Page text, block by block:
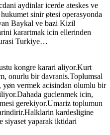
aydinlar icerde ateskes ve
sinir øtesi operasyonda
Baykal ve bazi Kizil
karartmak icin ellerinden
Turkiye…
kongre karari aliyor.Kurt
onurlu bir davranis.Toplumsal
vermek acisindan olumlu bir
guclenmek icin,
gerekiyor.Umariz toplumun
kardesligine
siyaset yaparak iktidari